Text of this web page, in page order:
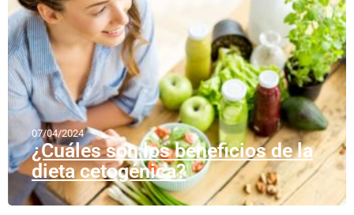
07/04/2024
¿Cuáles son los beneficios de la
dieta cetogénica?